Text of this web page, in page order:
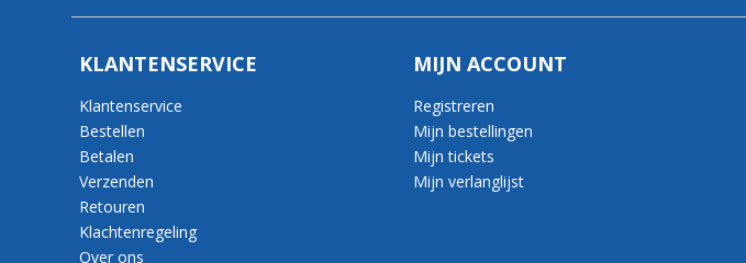
KLANTENSERVICE
Klantenservice
Bestellen
Betalen
Verzenden
Retouren
Klachtenregeling
Over ons
MIJN ACCOUNT
Registreren
Mijn bestellingen
Mijn tickets
Mijn verlanglijst